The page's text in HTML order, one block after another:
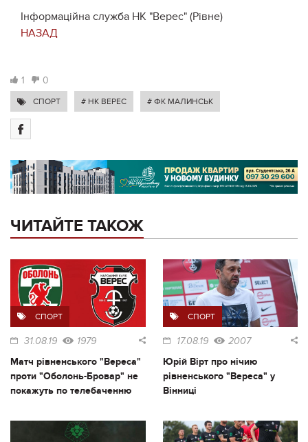
Інформаційна служба НК "Верес" (Рівне)
НАЗАД
1 0
СПОРТ # НК ВЕРЕС # ФК МАЛИНСЬК
ЧИТАЙТЕ ТАКОЖ
СПОРТ
31.08.19 1979
Матч рівненського "Вереса"
проти "Оболонь-Бровар" не
покажуть по телебаченню
СПОРТ
17.08.19 2007
Юрій Вірт про нічию
рівненського "Вереса" у
Вінниці